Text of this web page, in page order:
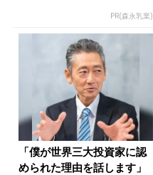
PR(森永乳業)
「僕が世界三大投資家に認
められた理由を話します」